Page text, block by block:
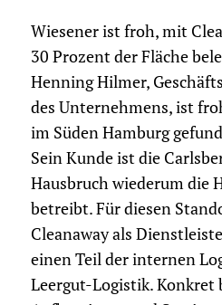
Wiesener ist froh, mit
30 Prozent der Fläche
Henning Hilmer,
des Unternehmens, ist
im Süden Hamburg
Sein Kunde ist die
Hausbruch wiederum die
betreibt. Für diesen
Cleanaway als
einen Teil der internen
Leergut-Logistik. Konkret